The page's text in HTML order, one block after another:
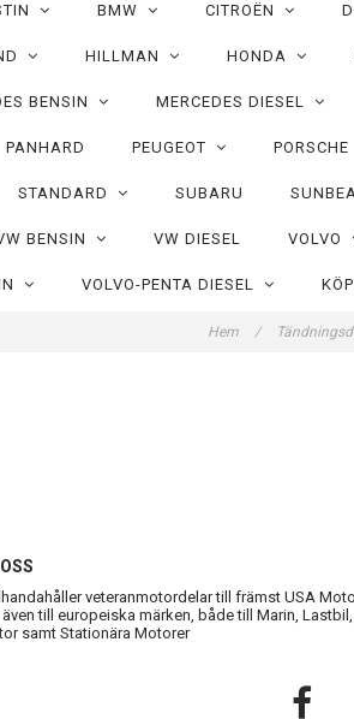
BMW CITROËN
HILLMAN HONDA
BENSIN MERCEDES DIESEL
PANHARD PEUGEOT PORSCHE
STANDARD SUBARU
BENSIN VW DIESEL VOLVO
VOLVO-PENTA DIESEL
Hem /
veteranmotordelar till främst USA
till europeiska märken, både till Marin, Lastbil,
samt Stationära Motorer